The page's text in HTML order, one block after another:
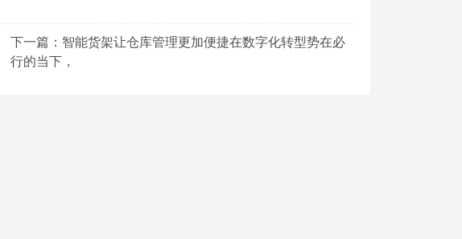
下一篇：智能货架让仓库管理更加便捷在数字化转型势在必
行的当下，